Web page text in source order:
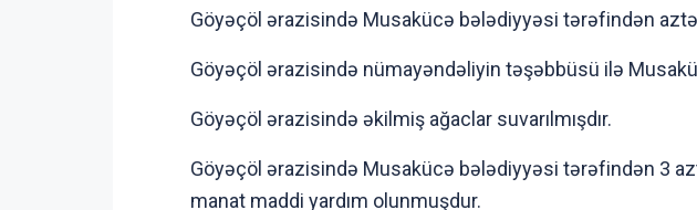
Göyəçöl ərazisində Musakücə bələdiyyəsi tərəfindən
Göyəçöl ərazisində nümayəndəliyin təşəbbüsü ilə
Göyəçöl ərazisində əkilmiş ağaclar suvarılmışdır.
Göyəçöl ərazisində Musakücə bələdiyyəsi tərəfindən 3
manat maddi yardım olunmuşdur.